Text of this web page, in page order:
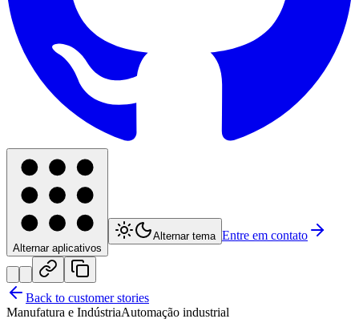
Alternar aplicativos
Alternar tema Entre em contato
Back to customer stories
Manufatura e IndústriaAutomação industrial